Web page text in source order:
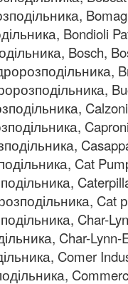
Bondioli
Bosch,
Cat
Cat
Char-
Char-
Comer